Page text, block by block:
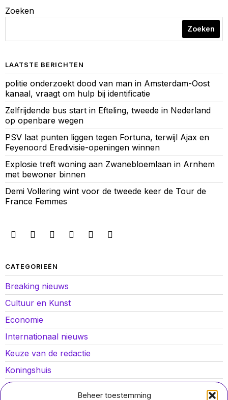
Beheer toestemming
Zoeken
Zoeken
LAATSTE BERICHTEN
politie onderzoekt dood van man in Amsterdam-Oost
kanaal, vraagt om hulp bij identificatie
Zelfrijdende bus start in Efteling, tweede in Nederland
op openbare wegen
PSV laat punten liggen tegen Fortuna, terwijl Ajax en
Feyenoord Eredivisie-openingen winnen
Explosie treft woning aan Zwanebloemlaan in Arnhem
met bewoner binnen
Demi Vollering wint voor de tweede keer de Tour de
France Femmes
CATEGORIEËN
Breaking nieuws
Cultuur en Kunst
Economie
Internationaal nieuws
Keuze van de redactie
Koningshuis
Lokaal nieuws